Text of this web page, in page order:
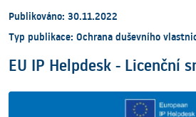
Publikováno: 30.11.2022
Typ publikace: Ochrana duševního
EU IP Helpdesk - Licenční